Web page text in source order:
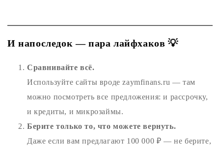
И напоследок — пара лайфхаков 💡
Сравнивайте всё.
Используйте сайты вроде zaymfinans.ru — там
можно посмотреть все предложения: и рассрочку,
и кредиты, и микрозаймы.
Берите только то, что можете вернуть.
Даже если вам предлагают 100 000 ₽ — не берите,